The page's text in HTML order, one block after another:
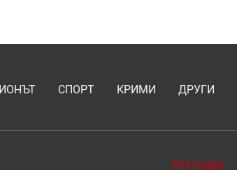
СПОРТ КРИМИ ДРУГИ
РЕКЛАМА